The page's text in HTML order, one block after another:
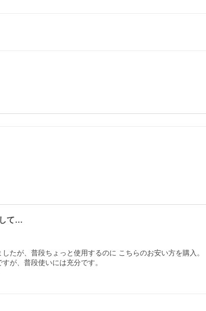
て…
たが、普段ちょっと使用するのに こちらのお安い方を購入。
が、普段使いには充分です。